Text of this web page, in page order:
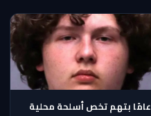
توقيف طالب في فلوريدا عمره 14 عامًا بتهم تخص أسلحة محلية